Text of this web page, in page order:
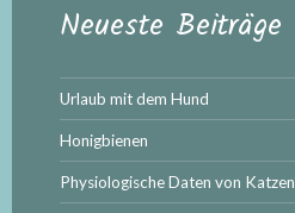
Neueste Beiträge
Urlaub mit dem Hund
Honigbienen
Physiologische Daten von Katzen